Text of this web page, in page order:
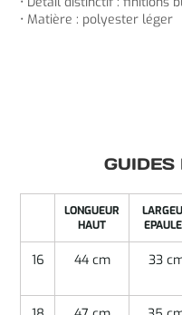
• Matière : polyester léger
GUIDES
LONGUEUR
HAUT
16 44 cm 33